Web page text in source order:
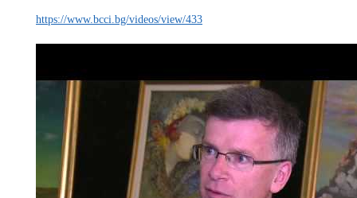
https://www.bcci.bg/videos/view/433